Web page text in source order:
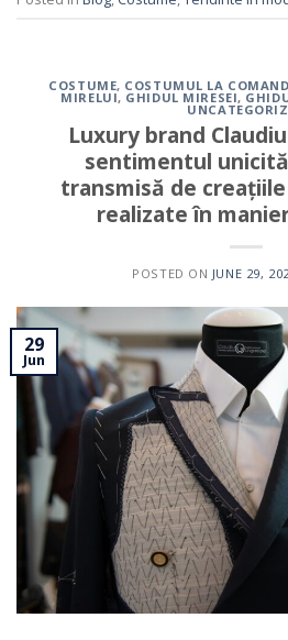
COSTUME, COSTUMUL LA
MIRELUI, GHIDUL MIRESEI,
Luxury brand
sentimentul
transmisă de
realizate în
POSTED ON JUNE 29,
29
Jun